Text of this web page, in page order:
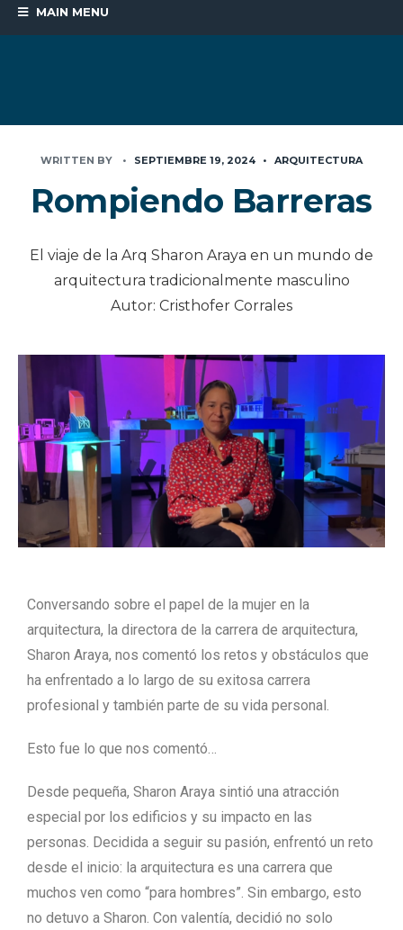
MAIN MENU
WRITTEN BY • SEPTIEMBRE 19, 2024 • ARQUITECTURA
Rompiendo Barreras
El viaje de la Arq Sharon Araya en un mundo de
arquitectura tradicionalmente masculino
Autor: Cristhofer Corrales
Conversando sobre el papel de la mujer en la
arquitectura, la directora de la carrera de arquitectura,
Sharon Araya, nos comentó los retos y obstáculos que
ha enfrentado a lo largo de su exitosa carrera
profesional y también parte de su vida personal.
Esto fue lo que nos comentó…
Desde pequeña, Sharon Araya sintió una atracción
especial por los edificios y su impacto en las
personas. Decidida a seguir su pasión, enfrentó un reto
desde el inicio: la arquitectura es una carrera que
muchos ven como “para hombres”. Sin embargo, esto
no detuvo a Sharon. Con valentía, decidió no solo